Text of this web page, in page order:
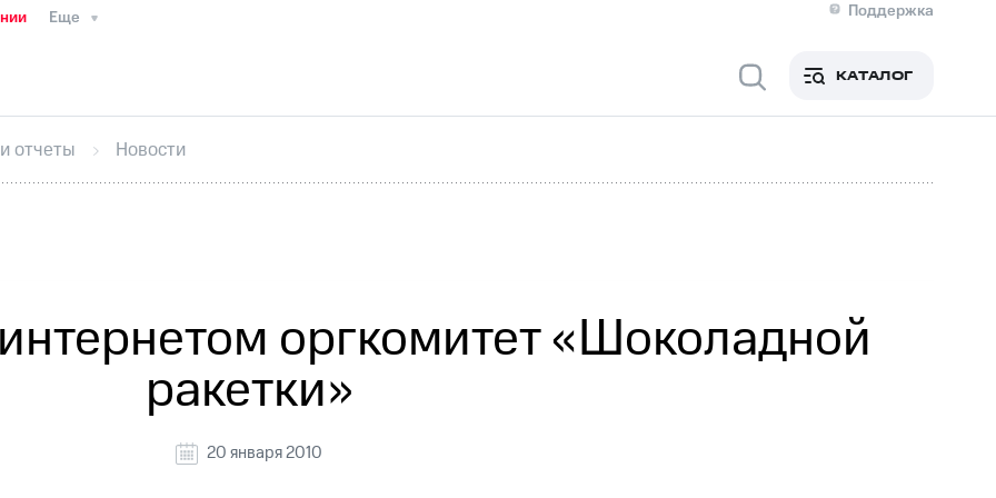
Еще
Поддержка
Медиа-центр
ИнтервьюФинансовая отчетностьКонтактыНовости в регионе
секретарьРаскрытие информации
кабинет акционераАкционерный капиталКонтроль и аудитРынок акций
КАТАЛОГ
отчеты Новости
оргкомитет «Шоколадной
ракетки»
20 января 2010